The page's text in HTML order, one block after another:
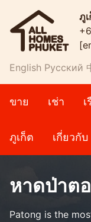
ภู
English Русский
ขาย เช่า
ภูเก็ต เกี่ยวกับ
หาดป่าต
Patong is the